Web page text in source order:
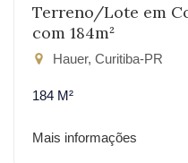
Terreno/Lote em
com 184m²
Hauer, Curitiba-PR
184 M²
Mais informações